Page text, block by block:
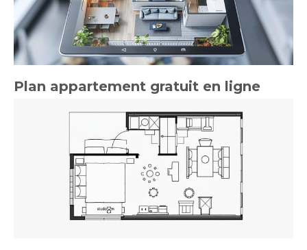
Plan appartement gratuit en ligne